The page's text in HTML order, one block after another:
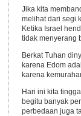
Jika kita
melihat dari segi
Ketika Israel
tidak menyerang
Berkat Tuhan
karena Edom
karena
Hari ini kita
begitu banyak
perbedaan juga